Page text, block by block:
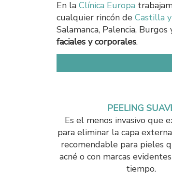
En la Clínica Europa
cualquier rincón de Castilla
Salamanca, Palencia,
faciales y corporales.
PEELING
Es el menos invasivo que
para eliminar la capa
recomendable para pieles
acné o con marcas
tiempo.